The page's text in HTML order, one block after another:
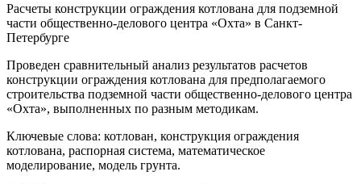
Расчеты конструкции ограждения котлована для подземной
части общественно-делового центра «Охта» в Санкт-
Петербурге
Проведен сравнительный анализ результатов расчетов
конструкции ограждения котлована для предполагаемого
строительства подземной части общественно-делового центра
«Охта», выполненных по разным методикам.
Ключевые слова: котлован, конструкция ограждения
котлована, распорная система, математическое
моделирование, модель грунта.